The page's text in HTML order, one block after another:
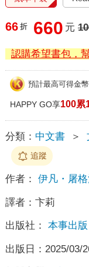
66 折 660 元
認購希望書包，
預計最高可得金幣
HAPPY GO享100累
分類： 中文書 ＞
追蹤
作者： 伊凡・屠
譯者： 卞莉
出版社： 本事出版
出版日： 2025/03/